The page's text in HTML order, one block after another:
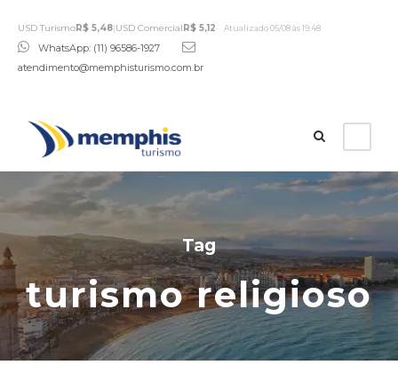
USD TurismoR$ 5,48|USD ComercialR$ 5,12 Atualizado 05/08 às 19:48
WhatsApp: (11) 96586-1927
atendimento@memphisturismo.com.br
Tag
turismo religioso